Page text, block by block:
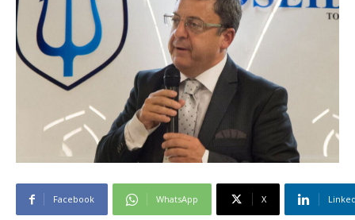
Facebook WhatsApp X